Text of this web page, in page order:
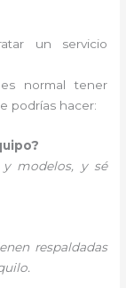
un servicio
normal tener
podrías hacer:
modelos, y sé
respaldadas